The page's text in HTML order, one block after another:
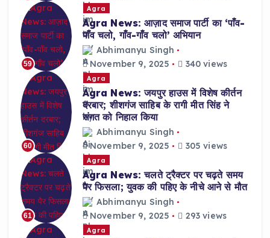
59
Agra
Agra News: आज़ाद समाज पार्टी का ‘पाँव-
पाँव चलो, गाँव-गाँव चलो’ अभियान
Abhimanyu Singh
November 9, 2025
340 views
60
Agra
Agra News: जयपुर हाउस में विशेष कीर्तन
दरबार; शीशगंज साहिब के रागी मीत सिंह ने
संगत को निहाल किया
Abhimanyu Singh
November 9, 2025
305 views
61
Agra
Agra News: चलते ट्रैक्टर पर चढ़ते समय
पैर फिसला; युवक की पहिए के नीचे आने से मौत
Abhimanyu Singh
November 9, 2025
293 views
Agra